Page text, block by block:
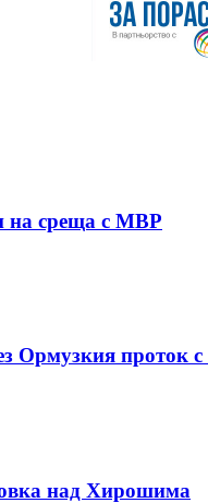
на среща с МВР
Ормузкия проток
над Хирошима